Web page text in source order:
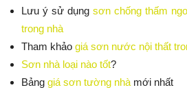
Lưu ý sử dụng sơn chống thấm
trong nhà
Tham khảo giá sơn nước nội thất
Sơn nhà loại nào tốt?
Bảng giá sơn tường nhà mới nhất